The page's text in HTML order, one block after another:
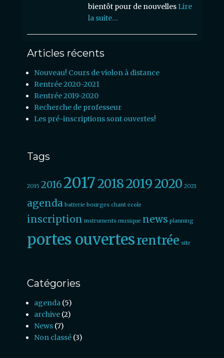
bientôt pour de nouvelles Lire
la suite…
Articles récents
Nouveau! Cours de violon à distance
Rentrée 2020-2021
Rentrée 2019-2020
Recherche de professeur
Les pré-inscriptions sont ouvertes!
Tags
2015 20162017201820192020 2021
agenda batterie bourges chant ecole
inscription instruments musique news planning
portes ouvertesrentrée site
Catégories
agenda (5)
archive (2)
News (7)
Non classé (3)